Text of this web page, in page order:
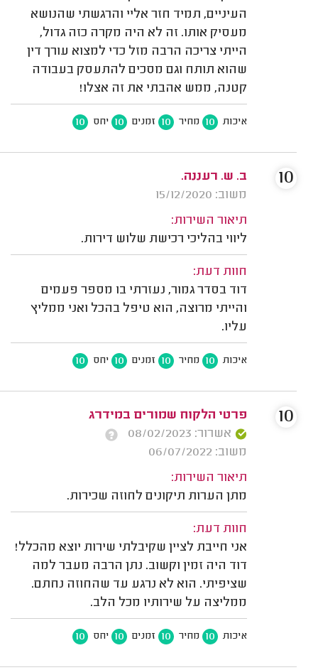
העיניים, תמיד חזר אליי והרגשתי שהנושא
מעסיק אותו. זה לא היה מקרה כזה גדול,
הייתי צריכה הרבה מזל כדי למצוא עורך דין
שהוא תותח וגם מסכים להתעסק בעבודה
קטנה, ממש אהבתי את זה אצלו!
איכות 10 מחיר 10 זמנים 10 יחס 10
ב. ש. רעננה.
משוב: 15/12/2020
תיאור השירות:
ליווי בהליכי רכישת שלוש דירות.
חוות דעת:
דוד בסדר גמור, נעזרתי בו מספר פעמים
והייתי מרוצה, הוא טיפל בהכל ואני ממליץ
עליו.
איכות 10 מחיר 10 זמנים 10 יחס 10
10
פרטי הלקוח שמורים במידרג
אשרור: 08/02/2023
משוב: 06/07/2022
תיאור השירות:
מתן הערות תיקונים לחוזה שכירות.
חוות דעת:
אני חייבת לציין שקיבלתי שירות יוצא מהכלל!
דוד היה זמין וקשוב. נתן הרבה מעבר למה
שציפיתי. הוא לא נרגע עד שהחוזה נחתם.
ממליצה על שירותיו מכל הלב.
איכות 10 מחיר 10 זמנים 10 יחס 10
10